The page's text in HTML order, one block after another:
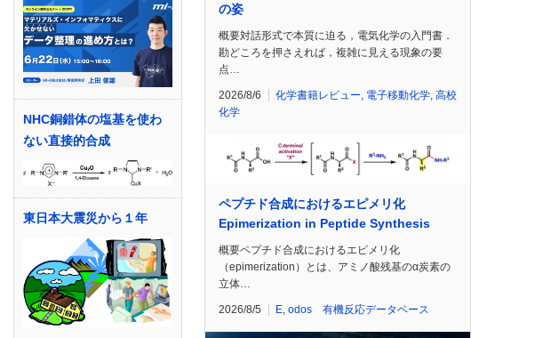
NHC銅錯体の塩基を使わ
ない直接的合成
東日本大震災から１年
の姿
概要対話形式で本質に迫る，電気化学の入門書．
勘どころを押さえれば，複雑に見える現象の要
点…
2026/8/6 化学書籍レビュー 電子移動化学 高校
化学
ペプチド合成におけるエピメリ化
Epimerization in Peptide Synthesis
概要ペプチド合成におけるエピメリ化
（epimerization）とは、アミノ酸残基のα炭素の
立体…
2026/8/5 E odos 有機反応データベース